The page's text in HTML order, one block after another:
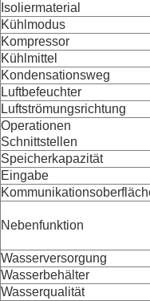
Isoliermaterial
Kühlmodus
Kompressor
Kühlmittel
Kondensationsweg
Luftbefeuchter
Luftströmungsrichtung
Operationen
Schnittstellen
Speicherkapazität
Eingabe
Nebenfunktion
Wasserversorgung
Wasserbehälter
Wasserqualität